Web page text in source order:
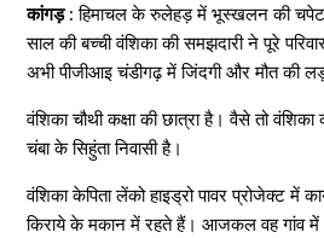
कांगड़ : हिमाचल के रुलेहड़ में भूस्खलन की
साल की बच्ची वंशिका की समझदारी ने पूरे
अभी पीजीआइ चंडीगढ़ में जिंदगी और मौत की
वंशिका चौथी कक्षा की छात्रा है। वैसे तो
चंबा के सिहुंता निवासी है।
वंशिका केपिता लेंको हाइड्रो पावर प्रोजेक्ट में
किराये के मकान में रहते हैं। आजकल वह गांव में